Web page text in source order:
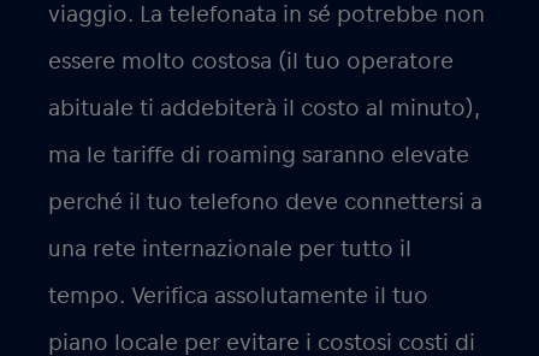
viaggio. La telefonata in sé potrebbe non
essere molto costosa (il tuo operatore
abituale ti addebiterà il costo al minuto),
ma le tariffe di roaming saranno elevate
perché il tuo telefono deve connettersi a
una rete internazionale per tutto il
tempo. Verifica assolutamente il tuo
piano locale per evitare i costosi costi di